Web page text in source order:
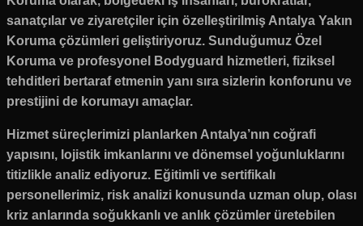
sanatçılar ve ziyaretçiler için özelleştirilmiş Antalya Yakın
Koruma çözümleri geliştiriyoruz. Sunduğumuz Özel
Koruma ve profesyonel Bodyguard hizmetleri, fiziksel
tehditleri bertaraf etmenin yanı sıra sizlerin konforunu ve
prestijini de korumayı amaçlar.
Hizmet süreçlerimizi planlarken Antalya’nın coğrafi
yapısını, lojistik imkanlarını ve dönemsel yoğunluklarını
titizlikle analiz ediyoruz. Eğitimli ve sertifikalı
personellerimiz, risk analizi konusunda uzman olup, olası
kriz anlarında soğukkanlı ve anlık çözümler üretebilen